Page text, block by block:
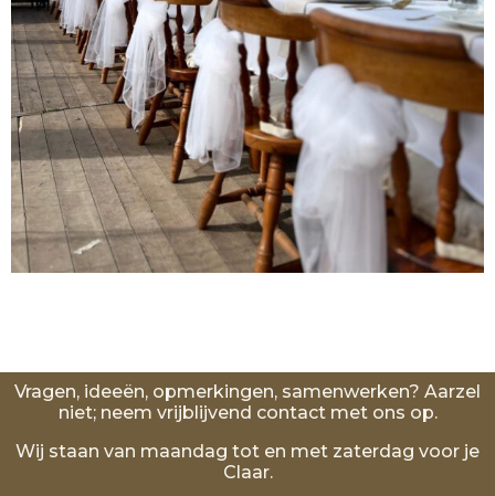
Vragen, ideeën, opmerkingen, samenwerken? Aarzel
niet; neem vrijblijvend contact met ons op.
Wij staan van maandag tot en met zaterdag voor je
Claar.